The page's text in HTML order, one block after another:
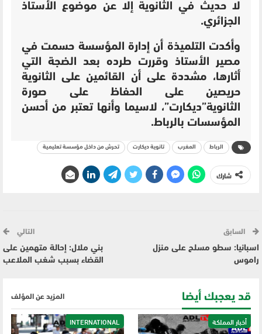
لا حديث في الثانوية إلا عن موضوع الأستاذ
الجزائري.
وأكدت التلميذة أن إدارة المؤسسة حسمت في
مصير الأستاذ وقررت طرده بعد الضجة التي
أثارها، مشددة على أن القائمين على الثانوية
حريصين على الحفاظ على صورة
الثانوية”ديكارت”، لاسيما وأنها تعتبر من أحسن
المؤسسات بالرباط.
الرباط المغرب تانوية ديكارت تحرش من داخل مؤسسة تعليمية
شارك
السابق
اسبانيا: سطو مسلح على منزل
راموس
التالي
بني ملال: إحالة متهمين على
القضاء بسبب شغب الملاعب
قد يعجبك أيضا المزيد عن المؤلف
أخبار المملكة INTERNATIONAL